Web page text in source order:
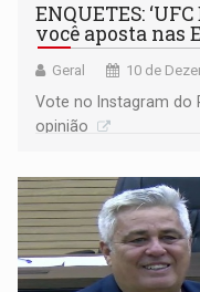
ENQUETES:
você aposta nas
Geral 10 de
Vote no Instagram do
opinião